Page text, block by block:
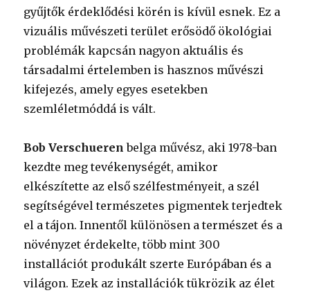
gyűjtők érdeklődési körén is kívül esnek. Ez a
vizuális művészeti terület erősödő ökológiai
problémák kapcsán nagyon aktuális és
társadalmi értelemben is hasznos művészi
kifejezés, amely egyes esetekben
szemléletmóddá is vált.
Bob Verschueren belga művész, aki 1978-ban
kezdte meg tevékenységét, amikor
elkészítette az első szélfestményeit, a szél
segítségével természetes pigmentek terjedtek
el a tájon. Innentől különösen a természet és a
növényzet érdekelte, több mint 300
installációt produkált szerte Európában és a
világon. Ezek az installációk tükrözik az élet